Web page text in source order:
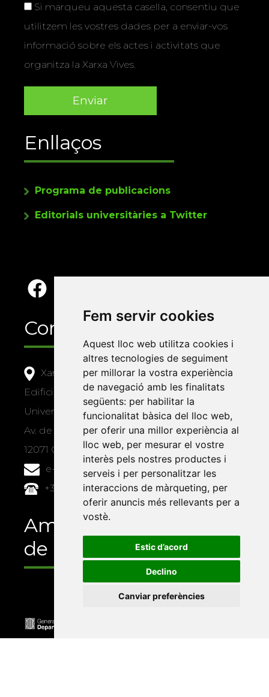
Fem servir cookies
Aquest lloc web utilitza cookies i
altres tecnologies de seguiment
per millorar la vostra experiència
de navegació amb les finalitats
següents: per habilitar la
funcionalitat bàsica del lloc web,
per oferir una millor experiència al
lloc web, per mesurar el vostre
interès pels nostres productes i
serveis i per personalitzar les
interaccions de màrqueting, per
oferir anuncis més rellevants per a
vostè.
Estic d’acord
Declino
Canviar preferències
Si marqueu aquesta casella, consentiu que
utilitzem les vostres dades per a enviar-vos
informació sobre els actes i activitats que
organitza la Xarxa Vives.
Enllaços
Programa de publicacions
Editorials universitàries a Twitter
Contacte
Xarxa Vives d'Universitats
Edifici Àgora
Universitat Jaume I, local 10
Av. de Vicent Sos Baynat, s/n
12071 Castelló de la Plana
e-buc@vives.org
+34 964 72 89 93
Amb el suport
de